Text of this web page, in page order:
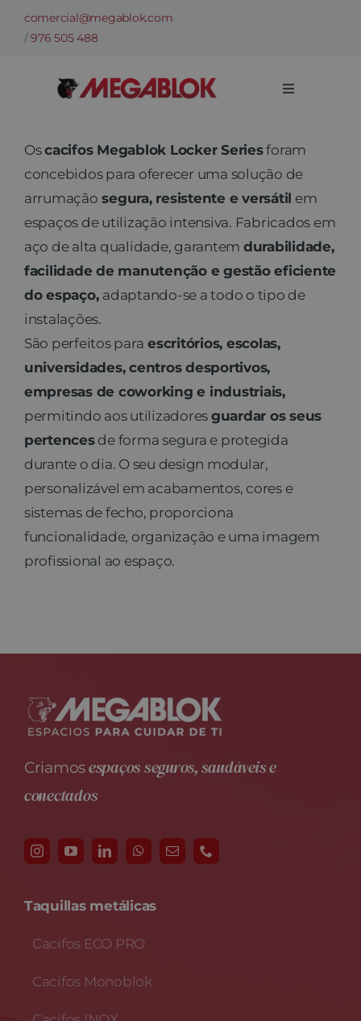
Skipcomercial@megablok.com
/976 505 488
Toggle
Categorias
Setores
Informações técnicas
Contato
Oscacifos Megablok Locker Seriesforam
concebidos para oferecer uma solução de
arrumação segura, resistente e versátil em
espaços de utilização intensiva. Fabricados em
aço de alta qualidade, garantem durabilidade,
facilidade de manutenção e gestão eficiente
do espaço, adaptando-se a todo o tipo de
instalações.
São perfeitos para escritórios, escolas,
universidades, centros desportivos,
empresas de coworking e industriais,
permitindo aos utilizadores guardar os seus
pertencesde forma segura e protegida
durante o dia. O seu design modular,
personalizável em acabamentos, cores e
sistemas de fecho, proporciona
funcionalidade, organização e uma imagem
profissional ao espaço.
Criamosespaços seguros, saudáveis e
conectados
Taquillas metálicas
Cacifos ECO PRO
Cacifos Monoblok